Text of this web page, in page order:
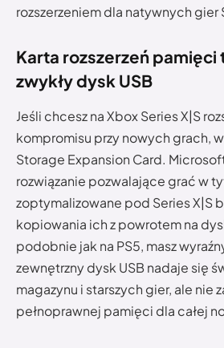
rozszerzeniem dla natywnych gier
Karta rozszerzeń pamięci
zwykły dysk USB
Jeśli chcesz na Xbox Series X|S
kompromisu przy nowych grach,
Storage Expansion Card.
rozwiązanie pozwalające grać w
zoptymalizowane pod Series X|S
kopiowania ich z powrotem na
podobnie jak na PS5, masz
zewnętrzny dysk USB nadaje się
magazynu i starszych gier, ale nie
pełnoprawnej pamięci dla całej